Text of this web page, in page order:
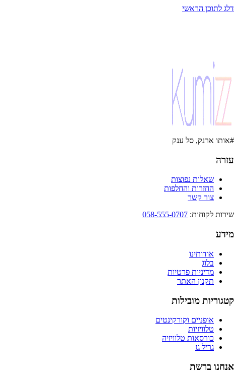
דלג לתוכן הראשי
#אותו ארנק, סל ענק
עזרה
שאלות נפוצות
החזרות והחלפות
צור קשר
שירות לקוחות:
058-555-0707
מידע
אודותינו
בלוג
מדיניות פרטיות
תקנון האתר
קטגוריות מובילות
אופניים וקורקינטים
טלוויזיות
כורסאות טלוויזיה
גריל גז
אנחנו ברשת